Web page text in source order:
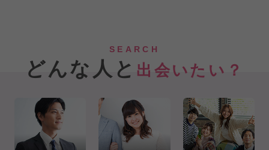
SEARCH
どんな人と 出会いたい？